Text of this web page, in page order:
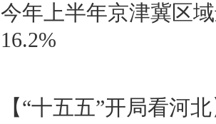
今年上半年京津冀区
16.2%
【“十五五”开局看河